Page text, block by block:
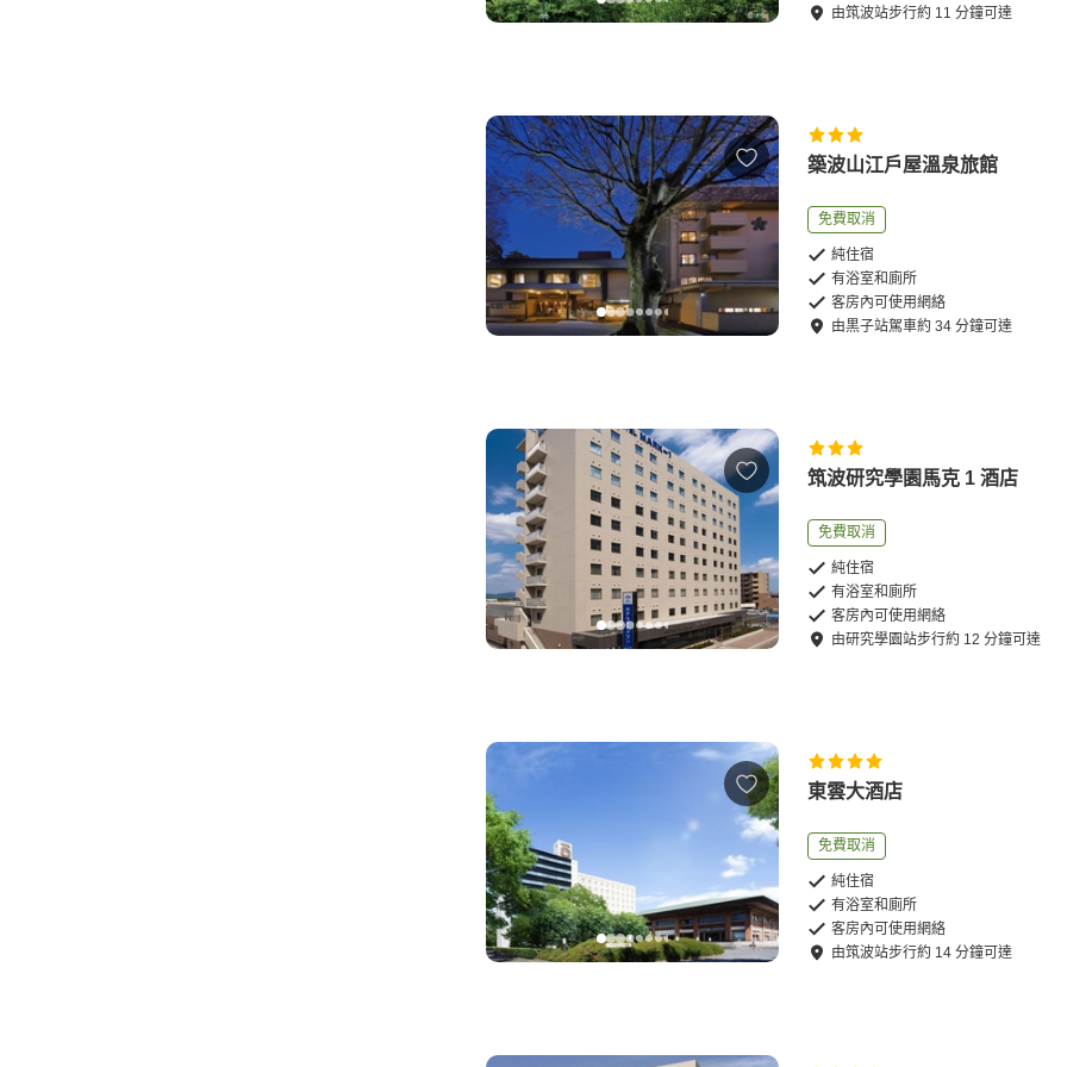
由筑波站步行約 11 分鐘可達
築波山江戶屋溫泉旅館
免費取消
純住宿
有浴室和廁所
客房內可使用網絡
由黒子站駕車約34 分鐘可達
筑波研究學園馬克 1 酒店
免費取消
純住宿
有浴室和廁所
客房內可使用網絡
由研究學園站步行約 12 分鐘可達
東雲大酒店
免費取消
純住宿
有浴室和廁所
客房內可使用網絡
由筑波站步行約 14 分鐘可達